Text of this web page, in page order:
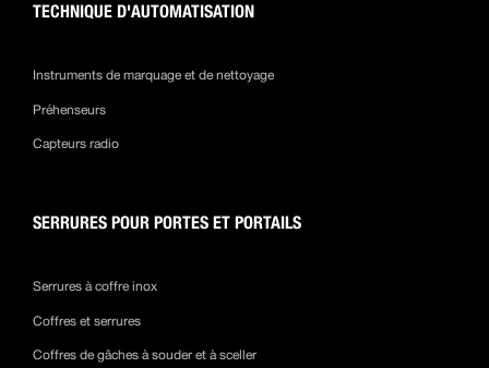
TECHNIQUE D'AUTOMATISATION
Instruments de marquage et de nettoyage
Préhenseurs
Capteurs radio
SERRURES POUR PORTES ET PORTAILS
Serrures à coffre inox
Coffres et serrures
Coffres de gâches à souder et à sceller